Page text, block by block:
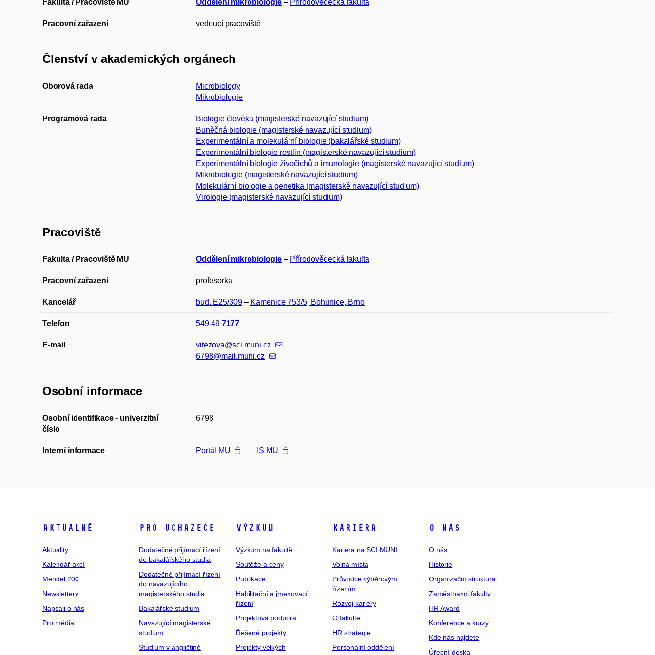
Fakulta / Pracoviště MU Oddělení mikrobiologie – Přírodovědecká fakulta
Pracovní zařazení vedoucí pracoviště
Členství v akademických orgánech
Oborová rada
Microbiology
Mikrobiologie
Programová rada
Biologie člověka (magisterské navazující studium)
Buněčná biologie (magisterské navazující studium)
Experimentální a molekulární biologie (bakalářské studium)
Experimentální biologie rostlin (magisterské navazující studium)
Experimentální biologie živočichů a imunologie (magisterské navazující studium)
Mikrobiologie (magisterské navazující studium)
Molekulární biologie a genetika (magisterské navazující studium)
Virologie (magisterské navazující studium)
Pracoviště
Fakulta / Pracoviště MU Oddělení mikrobiologie – Přírodovědecká fakulta
Pracovní zařazení profesorka
Kancelář bud. E25/309 – Kamenice 753/5, Bohunice, Brno
Telefon 549 49 7177
E-mail
vitezova@sci.muni.cz
6798@mail.muni.cz
Osobní informace
Osobní identifikace - univerzitní
číslo
6798
Interní informace Portál MU IS MU
Aktuálně
Aktuality
Kalendář akcí
Mendel 200
Newslettery
Napsali o nás
Pro média
Pro uchazeče
Dodatečné přijímací řízení
do bakalářského studia
Dodatečné přijímací řízení
do navazujícího
magisterského studia
Bakalářské studium
Navazující magisterské
studium
Studium v angličtině
Výzkum
Výzkum na fakultě
Soutěže a ceny
Publikace
Habilitační a jmenovací
řízení
Projektová podpora
Řešené projekty
Projekty velkých
Kariéra
Kariéra na SCI MUNI
Volná místa
Průvodce výběrovým
řízením
Rozvoj kariéry
O fakultě
HR strategie
Personální oddělení
O nás
O nás
Historie
Organizační struktura
Zaměstnanci fakulty
HR Award
Konference a kurzy
Kde nás najdete
Úřední deska